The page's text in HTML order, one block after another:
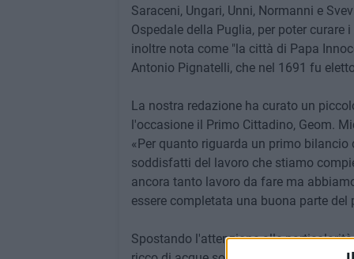
Saraceni, Ungari, Unni, Normanni e
Ospedale della Puglia, per poter
inoltre nota come "la città di Papa
Antonio Pignatelli, che nel 1691 fu
La nostra redazione ha curato un
l'occasione il Primo Cittadino, Geom.
«Per quanto riguarda un primo
soddisfatti del lavoro che stiamo
ancora tanto lavoro da fare ma
essere completata una buona parte del
Spostando l'attenzione alle